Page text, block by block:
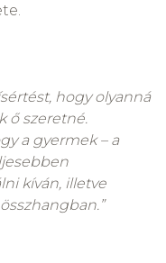
hogy olyanná
ő szeretné.
a gyermek – a
kíván, illetve